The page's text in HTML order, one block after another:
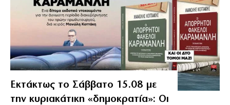
Εκτάκτως το Σάββατο 15.08 με
την κυριακάτικη «δημοκρατία»: Οι